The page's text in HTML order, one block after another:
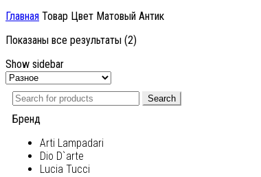
Главная Товар Цвет Матовый Антик
Показаны все результаты (2)
Show sidebar
Search
Бренд
Arti Lampadari
Dio D`arte
Lucia Tucci